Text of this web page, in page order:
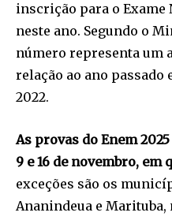
inscrição para o Exame
neste ano. Segundo o
número representa um
relação ao ano passado
2022. ​​
​As provas do Enem
9 e 16 de novembro, em
exceções são os
Ananindeua e Marituba,